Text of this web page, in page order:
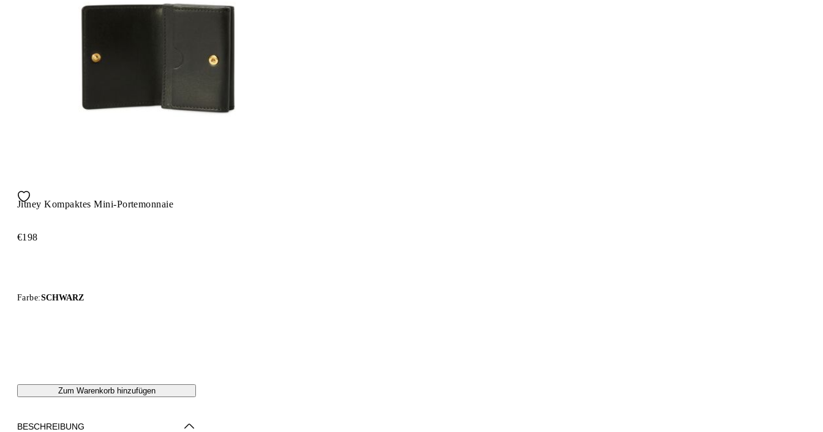
Jitney Kompaktes Mini-Portemonnaie
€198
Farbe:SCHWARZ
Zum Warenkorb hinzufügen
BESCHREIBUNG